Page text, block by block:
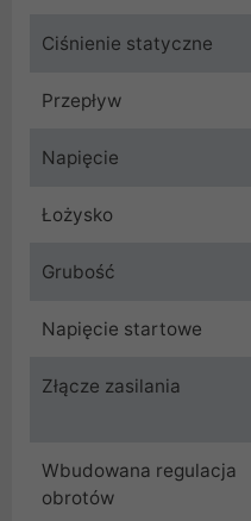
Ciśnienie statyczne
Przepływ
Napięcie
Łożysko
Grubość
Napięcie startowe
Złącze zasilania
Wbudowana regulacja
obrotów